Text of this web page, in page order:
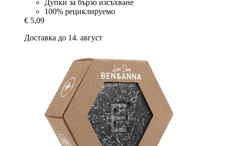
Дупки за бързо изсъхване
100% рециклируемо
€ 5,09
Доставка до 14. август